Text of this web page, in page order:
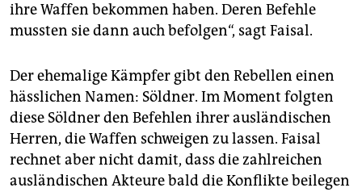
ihre Waffen bekommen haben. Deren Befehle
mussten sie dann auch befolgen“, sagt Faisal.
Der ehemalige Kämpfer gibt den Rebellen einen
hässlichen Namen: Söldner. Im Moment folgten
diese Söldner den Befehlen ihrer ausländischen
Herren, die Waffen schweigen zu lassen. Faisal
rechnet aber nicht damit, dass die zahlreichen
ausländischen Akteure bald die Konflikte beilegen